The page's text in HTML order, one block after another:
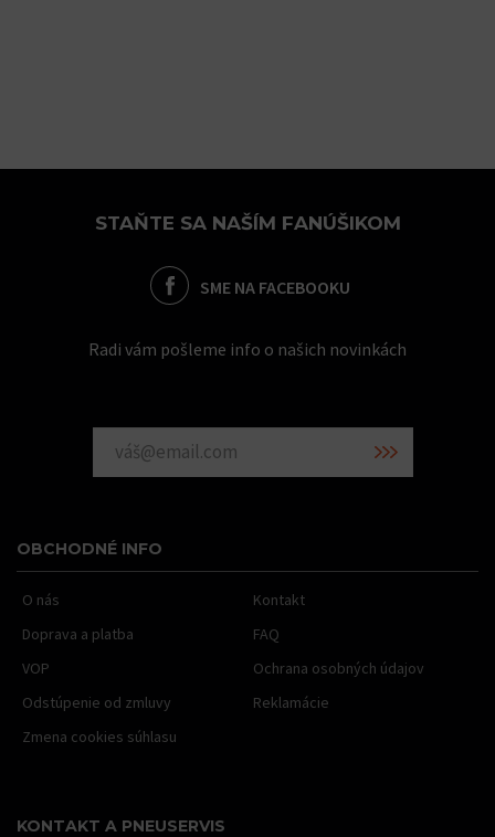
STAŇTE SA NAŠÍM FANÚŠIKOM
SME NA FACEBOOKU
Radi vám pošleme info o našich novinkách
OBCHODNÉ INFO
O nás
Kontakt
Doprava a platba
FAQ
VOP
Ochrana osobných údajov
Odstúpenie od zmluvy
Reklamácie
Zmena cookies súhlasu
KONTAKT A PNEUSERVIS